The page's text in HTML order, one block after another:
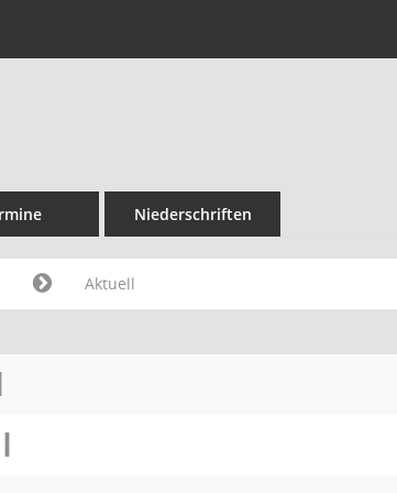
Niederschriften
Aktuell